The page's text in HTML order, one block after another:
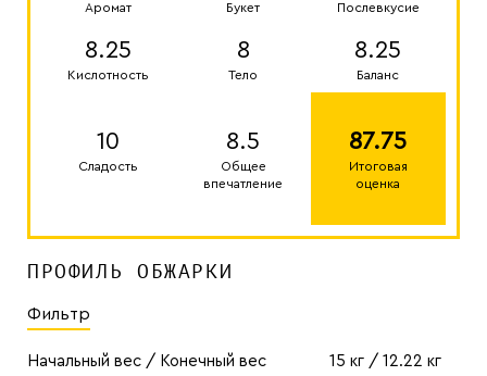
Аромат Букет Послевкусие
8.25
Кислотность
8
Тело
8.25
Баланс
10
Сладость
8.5
Общее
впечатление
87.75
Итоговая
оценка
ПРОФИЛЬ ОБЖАРКИ
Фильтр
Начальный вес / Конечный вес 15 кг / 12.22 кг